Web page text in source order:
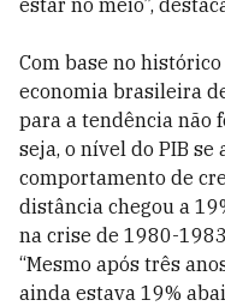
estar no meio”,
Com base no
economia brasileira
para a tendência não
seja, o nível do PIB
comportamento de
distância chegou a
na crise de 1980-
“Mesmo após três
ainda estava 19%